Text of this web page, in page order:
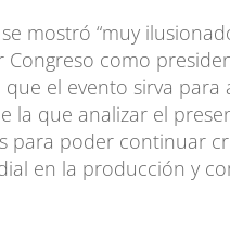
mostró “muy
como
el evento sirva para
la que analizar el
para poder continuar
en la producción y